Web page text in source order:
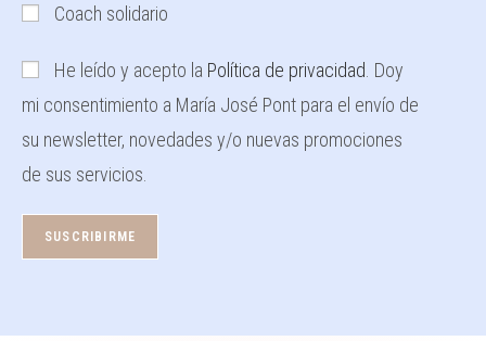
Coach solidario
He leído y acepto la Política de privacidad . Doy
mi consentimiento a María José Pont para el envío de
su newsletter, novedades y/o nuevas promociones
de sus servicios.